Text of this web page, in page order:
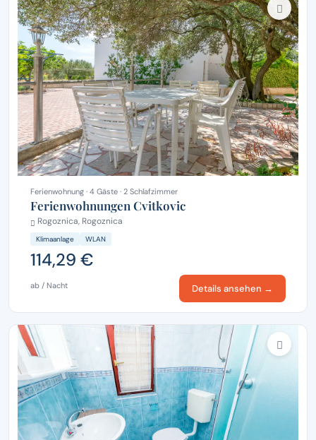
Ferienwohnung · 4 Gäste · 2 Schlafzimmer
Ferienwohnungen Cvitkovic
Rogoznica, Rogoznica
Klimaanlage WLAN
114,29 €
ab / Nacht Details ansehen →